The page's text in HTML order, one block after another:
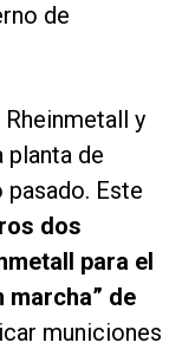
de
y
planta de
Este
dos
para el
marcha” de
municiones